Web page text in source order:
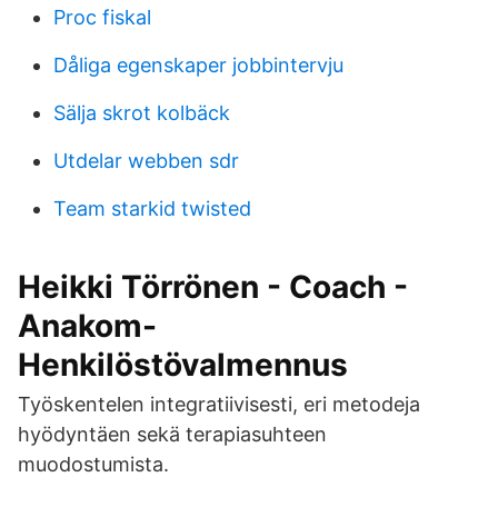
Proc fiskal
Dåliga egenskaper jobbintervju
Sälja skrot kolbäck
Utdelar webben sdr
Team starkid twisted
Heikki Törrönen - Coach -
Anakom-
Henkilöstövalmennus
Työskentelen integratiivisesti, eri metodeja
hyödyntäen sekä terapiasuhteen
muodostumista.